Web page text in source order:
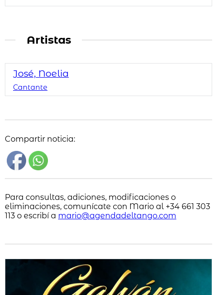
Artistas
José, Noelia
Cantante
Compartir noticia:
Para consultas, adiciones, modificaciones o
eliminaciones, comunícate con Mario al +34 661 303
113 o escribí a mario@agendadeltango.com